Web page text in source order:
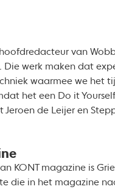
van
Die werk maken dat
waarmee we het
het een Do it
de Leijer en
KONT magazine is
die in het magazine